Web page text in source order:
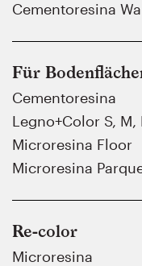
Cementoresina Wall
Für
Cementoresina
Legno+Color S, M,
Microresina Floor
Microresina
Re-color
Microresina